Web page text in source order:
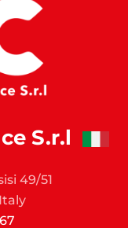
S.r.l
49/51